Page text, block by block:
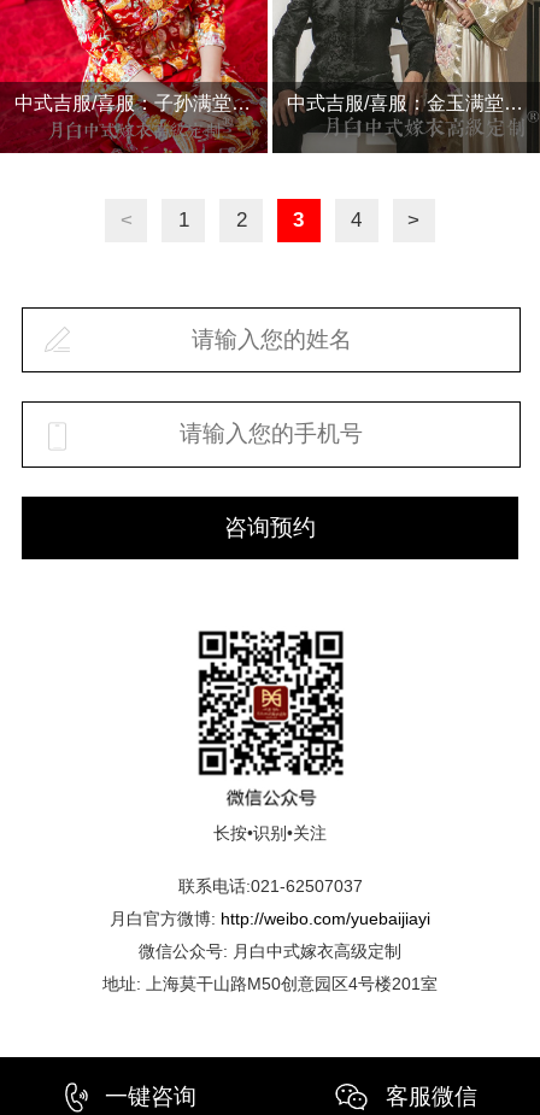
中式吉服/喜服：子孙满堂·凤羽 中式吉服/喜服：金玉满堂·凤衾
< 1 2 3 4 >
咨询预约
长按•识别•关注
联系电话:021-62507037
月白官方微博: http://weibo.com/yuebaijiayi
微信公众号: 月白中式嫁衣高级定制
地址: 上海莫干山路M50创意园区4号楼201室
一键咨询 客服微信